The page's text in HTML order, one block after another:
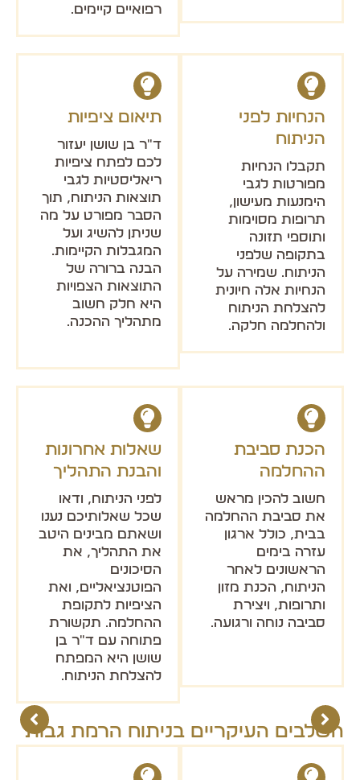
רפואיים קיימים.
הנחיות לפני
הניתוח
תקבלו הנחיות
מפורטות לגבי
הימנעות מעישון,
תרופות מסוימות
ותוספי תזונה
בתקופה שלפני
הניתוח. שמירה על
הנחיות אלה חיונית
להצלחת הניתוח
ולהחלמה חלקה.
תיאום ציפיות
ד"ר בן שושן יעזור
לכם לפתח ציפיות
ריאליסטיות לגבי
תוצאות הניתוח, תוך
הסבר מפורט על מה
שניתן להשיג ועל
המגבלות הקיימות.
הבנה ברורה של
התוצאות הצפויות
היא חלק חשוב
מתהליך ההכנה.
הכנת סביבת
ההחלמה
חשוב להכין מראש
את סביבת ההחלמה
בבית, כולל ארגון
עזרה בימים
הראשונים לאחר
הניתוח, הכנת מזון
ותרופות, ויצירת
סביבה נוחה ורגועה.
שאלות אחרונות
והבנת התהליך
לפני הניתוח, ודאו
שכל שאלותיכם נענו
ושאתם מבינים היטב
את התהליך, את
הסיכונים
הפוטנציאליים, ואת
הציפיות לתקופת
ההחלמה. תקשורת
פתוחה עם ד"ר בן
שושן היא המפתח
להצלחת הניתוח.
השלבים העיקריים בניתוח הרמת גבות